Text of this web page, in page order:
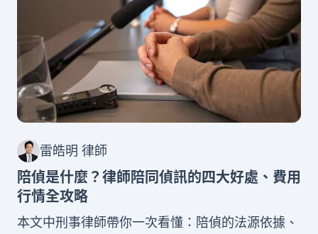
雷皓明 律師
陪偵是什麼？律師陪同偵訊的四大好處、費用
行情全攻略
本文中刑事律師帶你一次看懂：陪偵的法源依據、